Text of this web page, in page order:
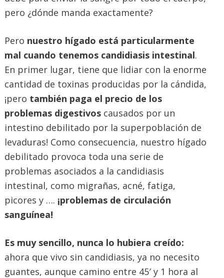
pero ¿dónde manda exactamente?
Pero nuestro hígado está particularmente
mal cuando tenemos candidiasis intestinal.
En primer lugar, tiene que lidiar con la enorme
cantidad de toxinas producidas por la cándida,
¡pero también paga el precio de los
problemas digestivos causados por un
intestino debilitado por la superpoblación de
levaduras! Como consecuencia, nuestro hígado
debilitado provoca toda una serie de
problemas asociados a la candidiasis
intestinal, como migrañas, acné, fatiga,
picores y …. ¡problemas de circulación
sanguínea!
Es muy sencillo, nunca lo hubiera creído:
ahora que vivo sin candidiasis, ya no necesito
guantes, aunque camino entre 45′ y 1 hora al